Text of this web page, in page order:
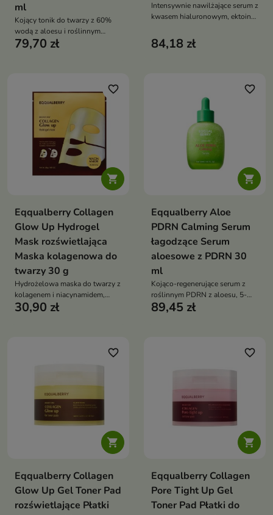
ml
Kojący tonik do twarzy z 60%
wodą z aloesu i roślinnym
PDRN, który łagodzi
79,70 zł
Intensywnie nawilżające serum z
kwasem hialuronowym, ektoiną i
skórze komfort, wspiera barierę
hydrolipidową i wygładza
84,18 zł

favorite_border
Eqqualberry Collagen
Glow Up Hydrogel
Mask rozświetlająca
Maska kolagenowa do
twarzy 30 g
Hydrożelowa maska do twarzy z
kolagenem i niacynamidem,
która intensywnie nawilża,
30,90 zł

favorite_border
Eqqualberry Aloe
PDRN Calming Serum
łagodzące Serum
aloesowe z PDRN 30
ml
Kojąco-regenerujące serum z
roślinnym PDRN z aloesu, 5-
CICA i ceramidami —
89,45 zł

favorite_border
Eqqualberry Collagen
Glow Up Gel Toner Pad
rozświetlające Płatki

favorite_border
Eqqualberry Collagen
Pore Tight Up Gel
Toner Pad Płatki do